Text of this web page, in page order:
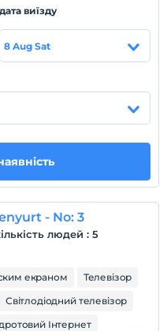
Aqua Club
Vadisi kısa bir
дата виїзду
8 Aug Sat
- No: 3
людей : 5
екраном
Телевізор
Світлодіодний телевізор
Інтернет